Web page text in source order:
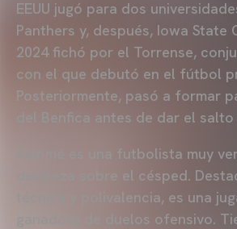
EEUU jugó para dos
Panthers y, después, Iowa State
2024 fichó por el Torrense,
con el que debutó en el fútbol
Posteriormente, pasó a formar
del Benfica antes de dar el salto
Salomé es una futbolista muy
destreza sobre el césped.
técnica y polivalencia, es una
ganadora de duelos ofensivo.